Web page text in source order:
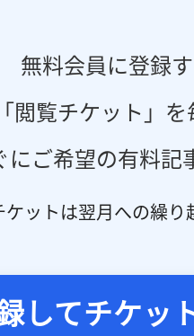
無料会員に登録
閲覧チケット」
にご希望の有料記
ットは翌月への繰り
してチケッ